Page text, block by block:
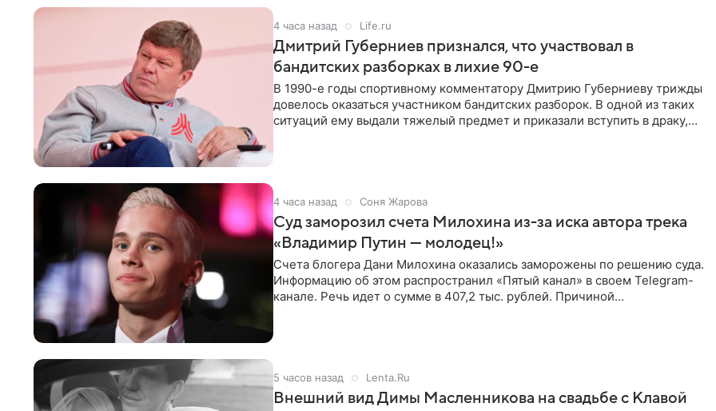
4 часа назад Life.ru
Дмитрий Губерниев признался, что участвовал в
бандитских разборках в лихие 90-е
В 1990-е годы спортивному комментатору Дмитрию Губерниеву трижды
довелось оказаться участником бандитских разборок. В одной из таких
ситуаций ему выдали тяжелый предмет и приказали вступить в драку,
4 часа назад Соня Жарова
Суд заморозил счета Милохина из-за иска автора трека
«Владимир Путин — молодец!»
Счета блогера Дани Милохина оказались заморожены по решению суда.
Информацию об этом распространил «Пятый канал» в своем Telegram-
канале. Речь идет о сумме в 407,2 тыс. рублей. Причиной
5 часов назад Lenta.Ru
Внешний вид Димы Масленникова на свадьбе с Клавой